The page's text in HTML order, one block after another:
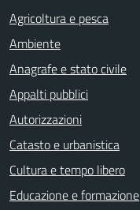
Agricoltura e pesca
Ambiente
Anagrafe e stato civile
Appalti pubblici
Autorizzazioni
Catasto e urbanistica
Cultura e tempo libero
Educazione e formazione